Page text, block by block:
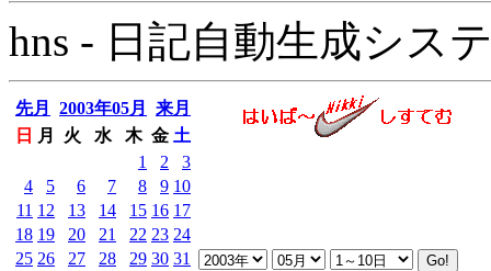
hns - 日記自動生成シス
先月 2003年05月
来月
日
月 火 水 木 金 土
1
2
3
4
5 6 7 8 9 10
11 12 13 14 15 16 17
18 19 20 21 22 23 24
25 26 27 28 29 30 31